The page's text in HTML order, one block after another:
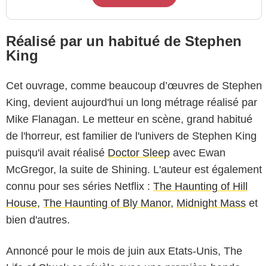
Réalisé par un habitué de Stephen
King
Cet ouvrage, comme beaucoup d’œuvres de Stephen
King, devient aujourd'hui un long métrage réalisé par
Mike Flanagan. Le metteur en scène, grand habitué
de l'horreur, est familier de l'univers de Stephen King
puisqu'il avait réalisé Doctor Sleep avec Ewan
McGregor, la suite de Shining. L'auteur est également
connu pour ses séries Netflix : The Haunting of Hill
House, The Haunting of Bly Manor, Midnight Mass et
bien d'autres.
Annoncé pour le mois de juin aux Etats-Unis, The